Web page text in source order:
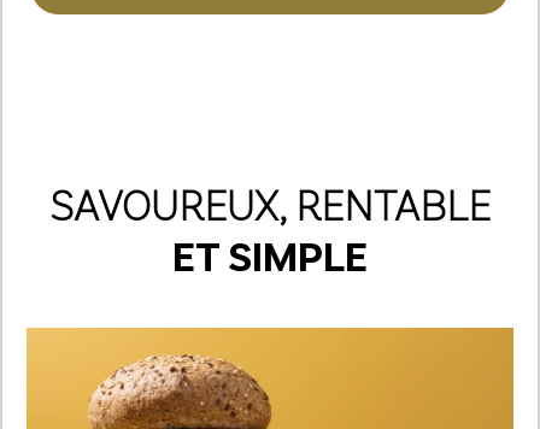
SAVOUREUX, RENTABLE
ET SIMPLE